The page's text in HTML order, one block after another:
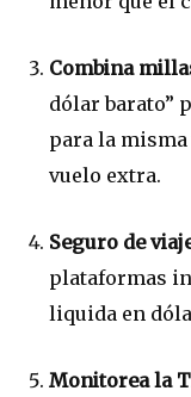
Combina
dólar barato”
para la
vuelo extra.
Seguro de
plataformas
liquida en
Monitorea la